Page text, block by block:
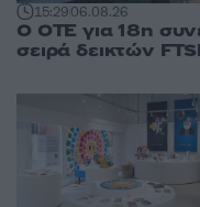
15:2906.08.26
Ο ΟΤΕ για 18η
σειρά δεικτών